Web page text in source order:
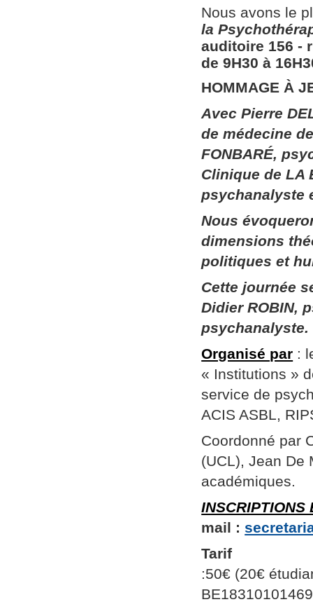
Nous avons le
la
auditoire 156​ ​-
de 9H30 à
HOMMAGE À
Avec Pierre
de médecine
FONBARÉ,
Clinique de LA
psychanalyste
Nous
dimensions
politiques et
Cette journée
Didier ROBIN,
psychanalyste.
Organisé par :
« Institutions »
service de
ACIS ASBL,
Coordonné par
(UCL), Jean De
académiques.
INSCRIPTIONS
mail :
Tarif
:50€ (20€